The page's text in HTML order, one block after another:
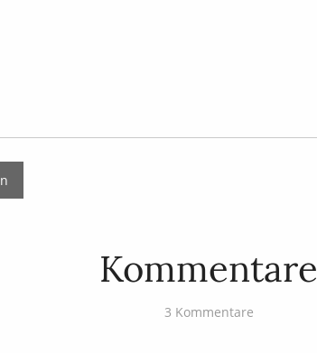
Kommentare
3 Kommentare